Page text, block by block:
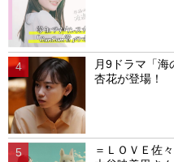
月9ドラマ「海
杏花が登場！
＝ＬＯＶＥ佐